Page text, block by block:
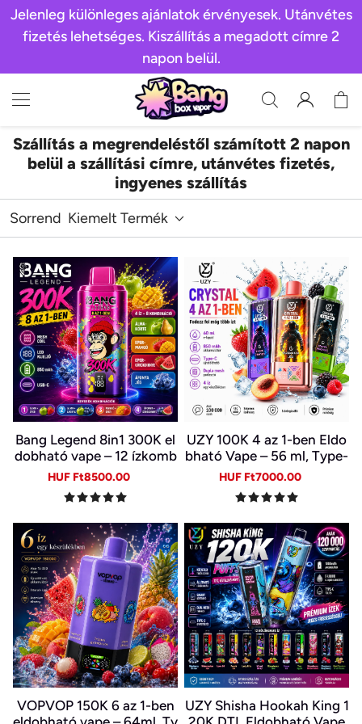
Jelenleg különleges ajánlatok érvényesek. Utánvétes
fizetés lehetséges. Kiszállítás a megadott címre 2
napon belül.
Szállítás a megrendeléstől számított 2 napon
belül a szállítási címre, utánvétes fizetés,
ingyenes szállítás
Sorrend Kiemelt Termék
Bang Legend 8in1 300K el
dobható vape – 12 ízkomb
ináció
Sale
HUF Ft8500.00
UZY 100K 4 az 1-ben Eldo
bható Vape – 56 ml, Type-
C, LED kijelző | 4 Íz Egy Ké
szülékben
Sale
HUF Ft7000.00
VOPVOP 150K 6 az 1-ben
UZY Shisha Hookah King 1